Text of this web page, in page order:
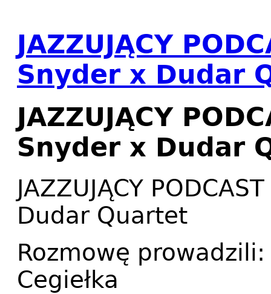
JAZZUJĄCY
Snyder x Dudar
JAZZUJĄCY
Snyder x Dudar
JAZZUJĄCY
Dudar Quartet
Rozmowę
Cegiełka